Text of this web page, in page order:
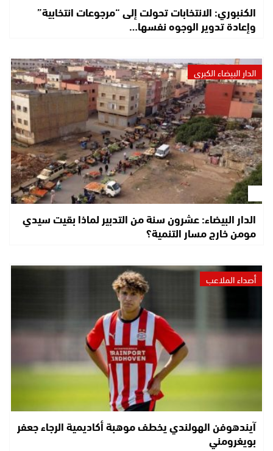
الكنبوري: الانتخابات تحولت إلى “مرجوعات انتخابية”
وإعادة تدوير الوجوه نفسها…
الدار البيضاء الكبرى
الدار البيضاء: عشرون سنة من التدبير لماذا بقيت سيدي
مومن خارج مسار التنمية؟
أصداء الملاعب
آيندهوفن الهولندي يخطف موهبة أكاديمية الرجاء جعفر
بويغرومني